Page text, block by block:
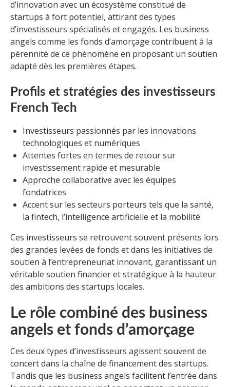
d’innovation avec un écosystème constitué de
startups à fort potentiel, attirant des types
d’investisseurs spécialisés et engagés. Les business
angels comme les fonds d’amorçage contribuent à la
pérennité de ce phénomène en proposant un soutien
adapté dès les premières étapes.
Profils et stratégies des investisseurs
French Tech
Investisseurs passionnés par les innovations
technologiques et numériques
Attentes fortes en termes de retour sur
investissement rapide et mesurable
Approche collaborative avec les équipes
fondatrices
Accent sur les secteurs porteurs tels que la santé,
la fintech, l’intelligence artificielle et la mobilité
Ces investisseurs se retrouvent souvent présents lors
des grandes levées de fonds et dans les initiatives de
soutien à l’entrepreneuriat innovant, garantissant un
véritable soutien financier et stratégique à la hauteur
des ambitions des startups locales.
Le rôle combiné des business
angels et fonds d’amorçage
Ces deux types d’investisseurs agissent souvent de
concert dans la chaîne de financement des startups.
Tandis que les business angels facilitent l’entrée dans